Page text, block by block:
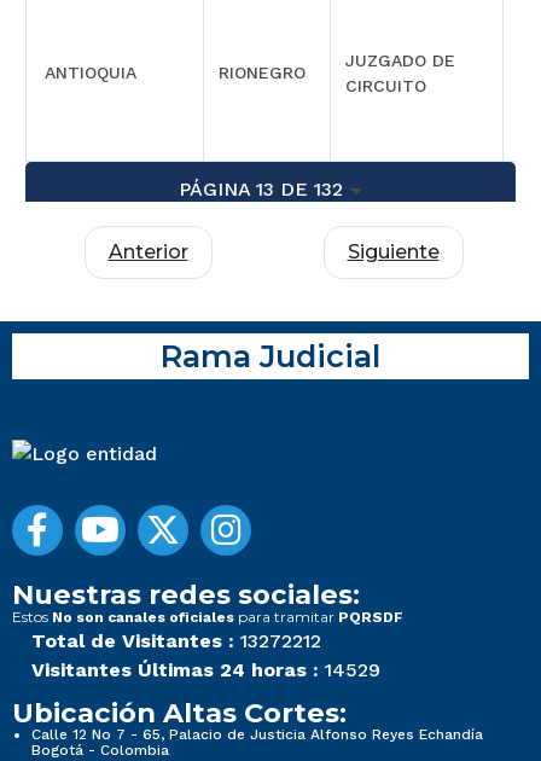
ANTIOQUIA RIONEGRO
JUZGADO DE
CIRCUITO
PÁGINA 13 DE 132
Anterior Siguiente
Rama Judicial
Nuestras redes sociales:
Estos No son canales oficiales para tramitar PQRSDF
Total de Visitantes : 13272212
Visitantes Últimas 24 horas : 14529
Ubicación Altas Cortes:
Calle 12 No 7 - 65, Palacio de Justicia Alfonso Reyes Echandía
Bogotá - Colombia